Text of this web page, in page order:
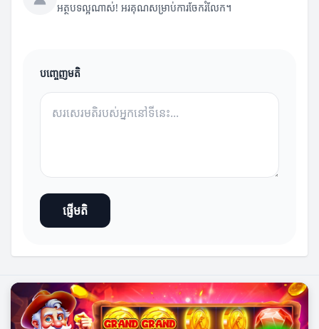
អត្ថបទល្អណាស់! អរគុណសម្រាប់ការចែករំលែក។
បញ្ចេញមតិ
ផ្ញើមតិ